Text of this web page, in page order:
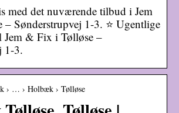
med det nuværende tilbud i Jem
Sønderstrupvej 1-3. ⭐ Ugentlige
Jem & Fix i Tølløse –
1-3.
› … › Holbæk › Tølløse